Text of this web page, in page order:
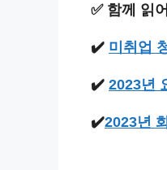
✅ 함께 읽
✔️ 미취업
✔️ 2023년
✔️2023년